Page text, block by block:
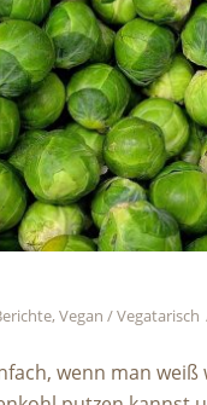
, Vegan / Vegatarisch
wenn man